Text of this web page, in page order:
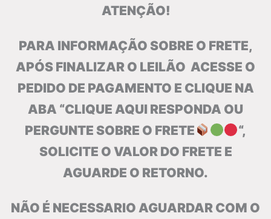
ATENÇÃO!
PARA INFORMAÇÃO SOBRE O FRETE,
APÓS FINALIZAR O LEILÃO ACESSE O
PEDIDO DE PAGAMENTO E CLIQUE NA
ABA “CLIQUE AQUI RESPONDA OU
PERGUNTE SOBRE O FRETE
“,
SOLICITE O VALOR DO FRETE E
AGUARDE O RETORNO.
NÃO É NECESSARIO AGUARDAR COM O